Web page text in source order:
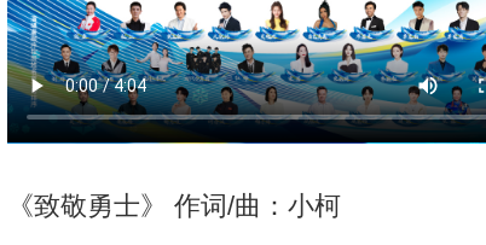
《致敬勇士》 作词/曲：小柯